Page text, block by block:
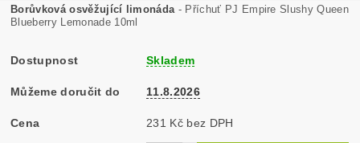
Borůvková osvěžující limonáda - Příchuť PJ Empire Slushy Queen
Blueberry Lemonade 10ml
Dostupnost Skladem
Můžeme doručit do 11.8.2026
Cena 231 Kč bez DPH